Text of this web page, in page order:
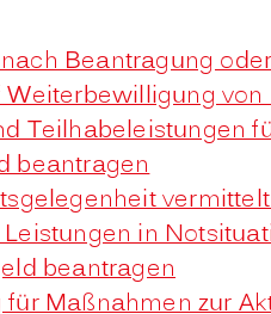
Beantragung
Weiterbewilligung
Teilhabeleistungen
beantragen
in
beantragen
für Maßnahmen zur